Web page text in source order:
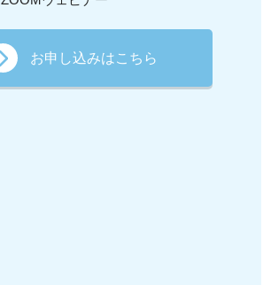
お申し込みはこちら